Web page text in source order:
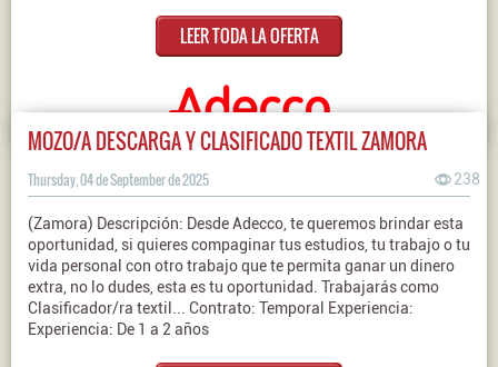
LEER TODA LA OFERTA
MOZO/A DESCARGA Y CLASIFICADO TEXTIL ZAMORA
Thursday, 04 de September de 2025 238
(Zamora) Descripción: Desde Adecco, te queremos brindar esta
oportunidad, si quieres compaginar tus estudios, tu trabajo o tu
vida personal con otro trabajo que te permita ganar un dinero
extra, no lo dudes, esta es tu oportunidad. Trabajarás como
Clasificador/ra textil... Contrato: Temporal Experiencia:
Experiencia: De 1 a 2 años